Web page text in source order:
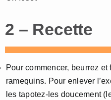
2 – Recette
Pour commencer, beurrez
ramequins. Pour enlever
les tapotez-les doucement